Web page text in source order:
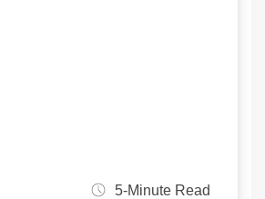
5-Minute Read